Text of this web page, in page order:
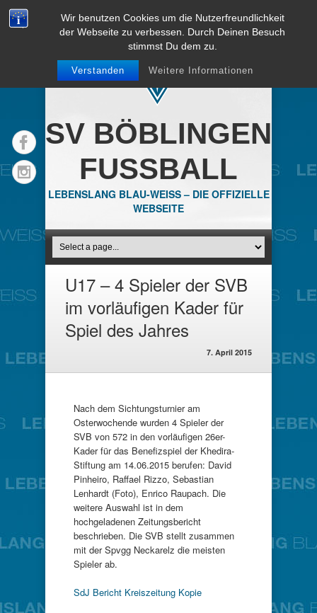
Wir benutzen Cookies um die Nutzerfreundlichkeit
der Webseite zu verbessen. Durch Deinen Besuch
stimmst Du dem zu.
Verstanden Weitere Informationen
SV BÖBLINGEN
FUSSBALL
LEBENSLANG BLAU-WEISS – DIE OFFIZIELLE
WEBSEITE
U17 – 4 Spieler der SVB
im vorläufigen Kader für
Spiel des Jahres
7. April 2015
Nach dem Sichtungsturnier am
Osterwochende wurden 4 Spieler der
SVB von 572 in den vorläufigen 26er-
Kader für das Benefizspiel der Khedira-
Stiftung am 14.06.2015 berufen: David
Pinheiro, Raffael Rizzo, Sebastian
Lenhardt (Foto), Enrico Raupach. Die
weitere Auswahl ist in dem
hochgeladenen Zeitungsbericht
beschrieben. Die SVB stellt zusammen
mit der Spvgg Neckarelz die meisten
Spieler ab.
SdJ Bericht Kreiszeitung Kopie